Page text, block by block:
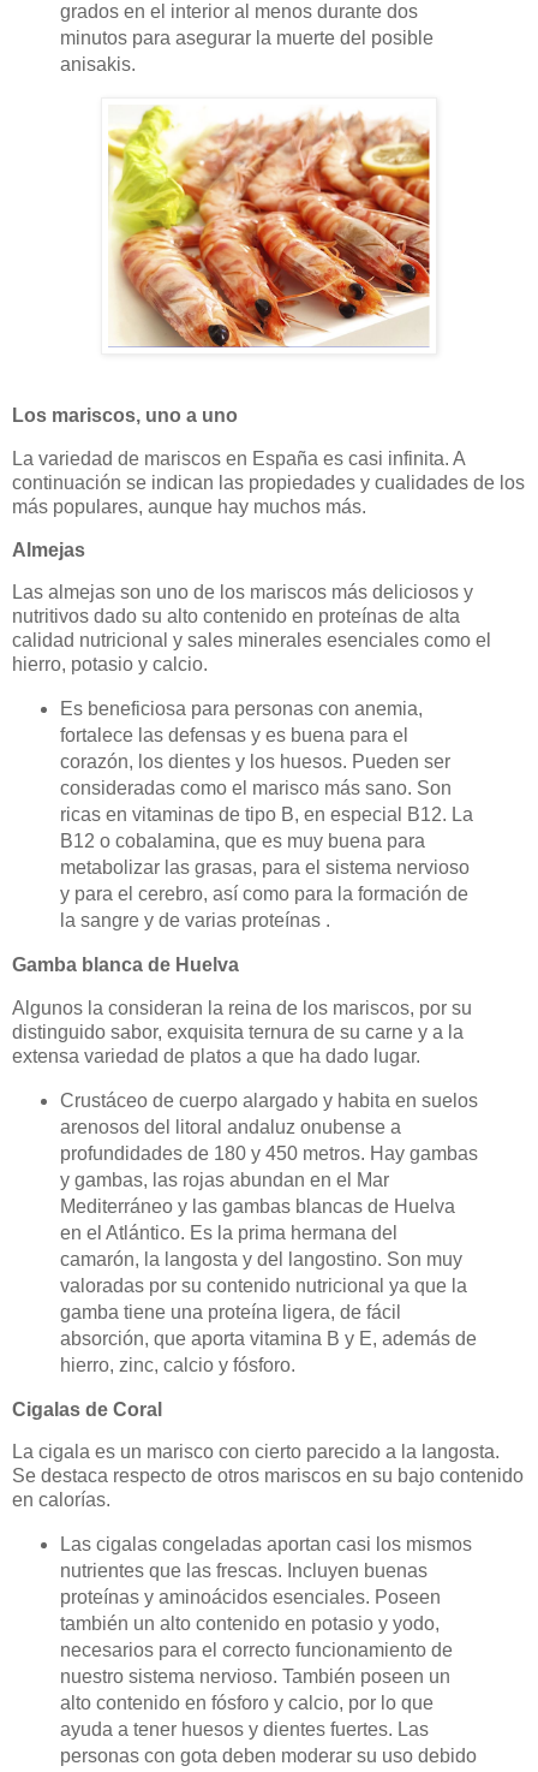
grados en el interior al menos durante dos
minutos para asegurar la muerte del posible
anisakis.
Los mariscos, uno a uno
La variedad de mariscos en España es casi infinita. A
continuación se indican las propiedades y cualidades de los
más populares, aunque hay muchos más.
Almejas
Las almejas son uno de los mariscos más deliciosos y
nutritivos dado su alto contenido en proteínas de alta
calidad nutricional y sales minerales esenciales como el
hierro, potasio y calcio.
Es beneficiosa para personas con anemia,
fortalece las defensas y es buena para el
corazón, los dientes y los huesos. Pueden ser
consideradas como el marisco más sano. Son
ricas en vitaminas de tipo B, en especial B12. La
B12 o cobalamina, que es muy buena para
metabolizar las grasas, para el sistema nervioso
y para el cerebro, así como para la formación de
la sangre y de varias proteínas .
Gamba blanca de Huelva
Algunos la consideran la reina de los mariscos, por su
distinguido sabor, exquisita ternura de su carne y a la
extensa variedad de platos a que ha dado lugar.
Crustáceo de cuerpo alargado y habita en suelos
arenosos del litoral andaluz onubense a
profundidades de 180 y 450 metros. Hay gambas
y gambas, las rojas abundan en el Mar
Mediterráneo y las gambas blancas de Huelva
en el Atlántico. Es la prima hermana del
camarón, la langosta y del langostino. Son muy
valoradas por su contenido nutricional ya que la
gamba tiene una proteína ligera, de fácil
absorción, que aporta vitamina B y E, además de
hierro, zinc, calcio y fósforo.
Cigalas de Coral
La cigala es un marisco con cierto parecido a la langosta.
Se destaca respecto de otros mariscos en su bajo contenido
en calorías.
Las cigalas congeladas aportan casi los mismos
nutrientes que las frescas. Incluyen buenas
proteínas y aminoácidos esenciales. Poseen
también un alto contenido en potasio y yodo,
necesarios para el correcto funcionamiento de
nuestro sistema nervioso. También poseen un
alto contenido en fósforo y calcio, por lo que
ayuda a tener huesos y dientes fuertes. Las
personas con gota deben moderar su uso debido